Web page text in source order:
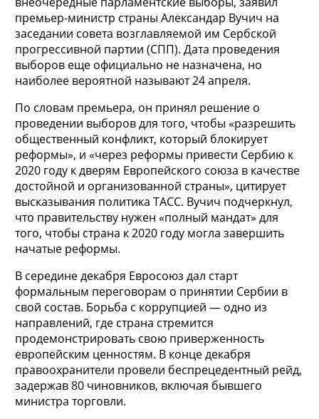
премьер-министр страны Александар Вучич на
заседании совета возглавляемой им Сербской
прогрессивной партии (СПП). Дата проведения
выборов еще официально не назначена, но
наиболее вероятной называют 24 апреля.
По словам премьера, он принял решение о
проведении выборов для того, чтобы «разрешить
общественный конфликт, который блокирует
реформы», и «через реформы привести Сербию к
2020 году к дверям Европейского союза в качестве
достойной и организованной страны», цитирует
высказывания политика ТАСС. Вучич подчеркнул,
что правительству нужен «полный мандат» для
того, чтобы страна к 2020 году могла завершить
начатые реформы.
В середине декабря Евросоюз дал старт
формальным переговорам о принятии Сербии в
свой состав. Борьба с коррупцией — одно из
направлений, где страна стремится
продемонстрировать свою приверженность
европейским ценностям. В конце декабря
правоохранители провели беспрецедентный рейд,
задержав 80 чиновников, включая бывшего
министра торговли.